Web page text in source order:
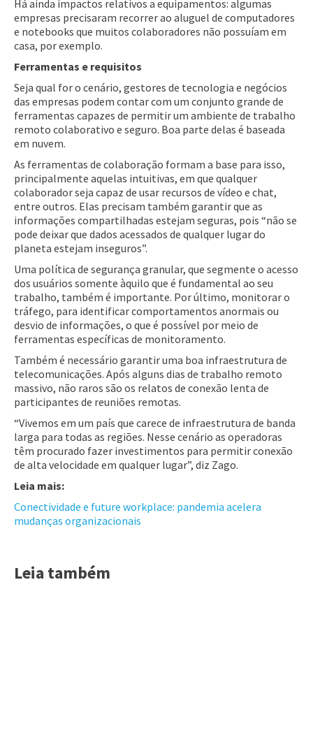
Há ainda impactos relativos a equipamentos: algumas
empresas precisaram recorrer ao aluguel de computadores
e notebooks que muitos colaboradores não possuíam em
casa, por exemplo.
Ferramentas e requisitos
Seja qual for o cenário, gestores de tecnologia e negócios
das empresas podem contar com um conjunto grande de
ferramentas capazes de permitir um ambiente de trabalho
remoto colaborativo e seguro. Boa parte delas é baseada
em nuvem.
As ferramentas de colaboração formam a base para isso,
principalmente aquelas intuitivas, em que qualquer
colaborador seja capaz de usar recursos de vídeo e chat,
entre outros. Elas precisam também garantir que as
informações compartilhadas estejam seguras, pois “não se
pode deixar que dados acessados de qualquer lugar do
planeta estejam inseguros”.
Uma política de segurança granular, que segmente o acesso
dos usuários somente àquilo que é fundamental ao seu
trabalho, também é importante. Por último, monitorar o
tráfego, para identificar comportamentos anormais ou
desvio de informações, o que é possível por meio de
ferramentas específicas de monitoramento.
Também é necessário garantir uma boa infraestrutura de
telecomunicações. Após alguns dias de trabalho remoto
massivo, não raros são os relatos de conexão lenta de
participantes de reuniões remotas.
“Vivemos em um país que carece de infraestrutura de banda
larga para todas as regiões. Nesse cenário as operadoras
têm procurado fazer investimentos para permitir conexão
de alta velocidade em qualquer lugar”, diz Zago.
Leia mais:
Conectividade e future workplace: pandemia acelera
mudanças organizacionais
Leia também